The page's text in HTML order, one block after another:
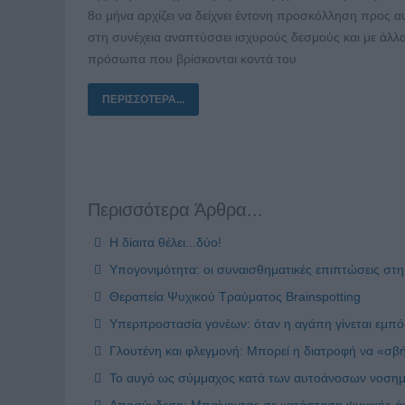
8ο μήνα αρχίζει να δείχνει έντονη προσκόλληση προς
στη συνέχεια αναπτύσσει ισχυρούς δεσμούς και με
πρόσωπα που βρίσκονται κοντά του
ΠΕΡΙΣΣΌΤΕΡΑ...
Περισσότερα Άρθρα...
Η δίαιτα θέλει...δύο!
Υπογονιμότητα: οι συναισθηματικές επιπτώσεις
Θεραπεία Ψυχικού Τραύματος Brainspotting
Υπερπροστασία γονέων: όταν η αγάπη γίνεται
Γλουτένη και φλεγμονή: Μπορεί η διατροφή να
Το αυγό ως σύμμαχος κατά των αυτοάνοσων